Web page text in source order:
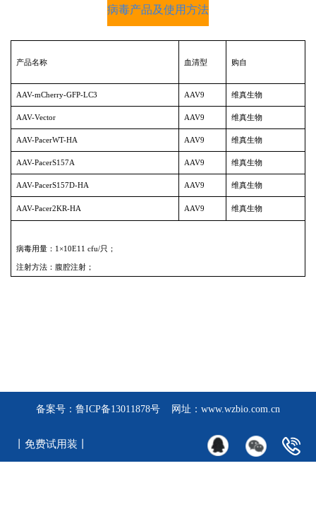
病毒产品及使用方法
产品名称 血清型 购自
AAV-mCherry-GFP-LC3 AAV9 维真生物
AAV-Vector AAV9 维真生物
AAV-PacerWT-HA AAV9 维真生物
AAV-PacerS157A AAV9 维真生物
AAV-PacerS157D-HA AAV9 维真生物
AAV-Pacer2KR-HA AAV9 维真生物
病毒用量：1×10E11 cfu/只；
注射方法：腹腔注射；
备案号： 鲁ICP备13011878号 网址：www.wzbio.com.cn
丨免费试用装丨